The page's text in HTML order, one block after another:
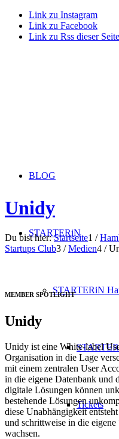
Link zu Instagram
Link zu Facebook
Link zu Rss dieser Seite
BLOG
STARTERiN
STARTERiN
Tickets
Unidy
Du bist hier: Startseite1 /
Startups Club3 / Medien4 /
MEMBER SPOTLIGHT
Unidy
Unidy ist eine White-label
Organisation in die Lage
mit einem zentralen User
in die eigene Datenbank und
digitale Lösungen können
bestehende Lösungen
diese Unabhängigkeit
und schrittweise in die
wachsen.